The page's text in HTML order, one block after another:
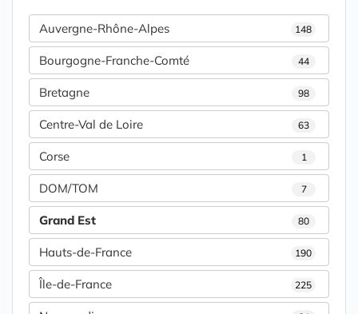
Auvergne-Rhône-Alpes 148
Bourgogne-Franche-Comté 44
Bretagne 98
Centre-Val de Loire 63
Corse 1
DOM/TOM 7
Grand Est 80
Hauts-de-France 190
Île-de-France 225